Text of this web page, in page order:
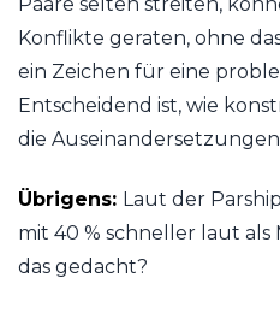
Konflikte geraten, ohne
ein Zeichen für eine
Entscheidend ist, wie
die
Übrigens: Laut der
mit 40 % schneller laut als
das gedacht?